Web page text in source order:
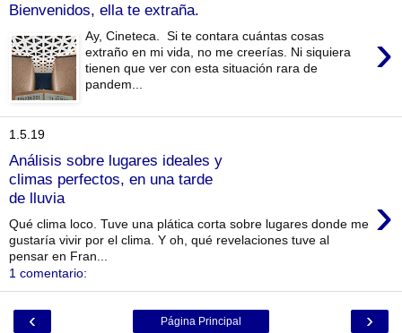
Bienvenidos, ella te extraña.
›
Ay, Cineteca. Si te contara cuántas cosas
extraño en mi vida, no me creerías. Ni siquiera
tienen que ver con esta situación rara de
pandem...
1.5.19
Análisis sobre lugares ideales y
climas perfectos, en una tarde
de lluvia
›
Qué clima loco. Tuve una plática corta sobre lugares donde me
gustaría vivir por el clima. Y oh, qué revelaciones tuve al
pensar en Fran...
1 comentario:
‹ ›
Página Principal